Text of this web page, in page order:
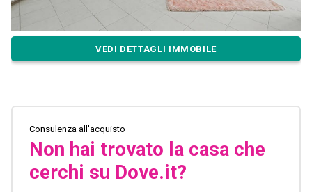
VEDI DETTAGLI IMMOBILE
Consulenza all'acquisto
Non hai trovato la casa che
cerchi su Dove.it?